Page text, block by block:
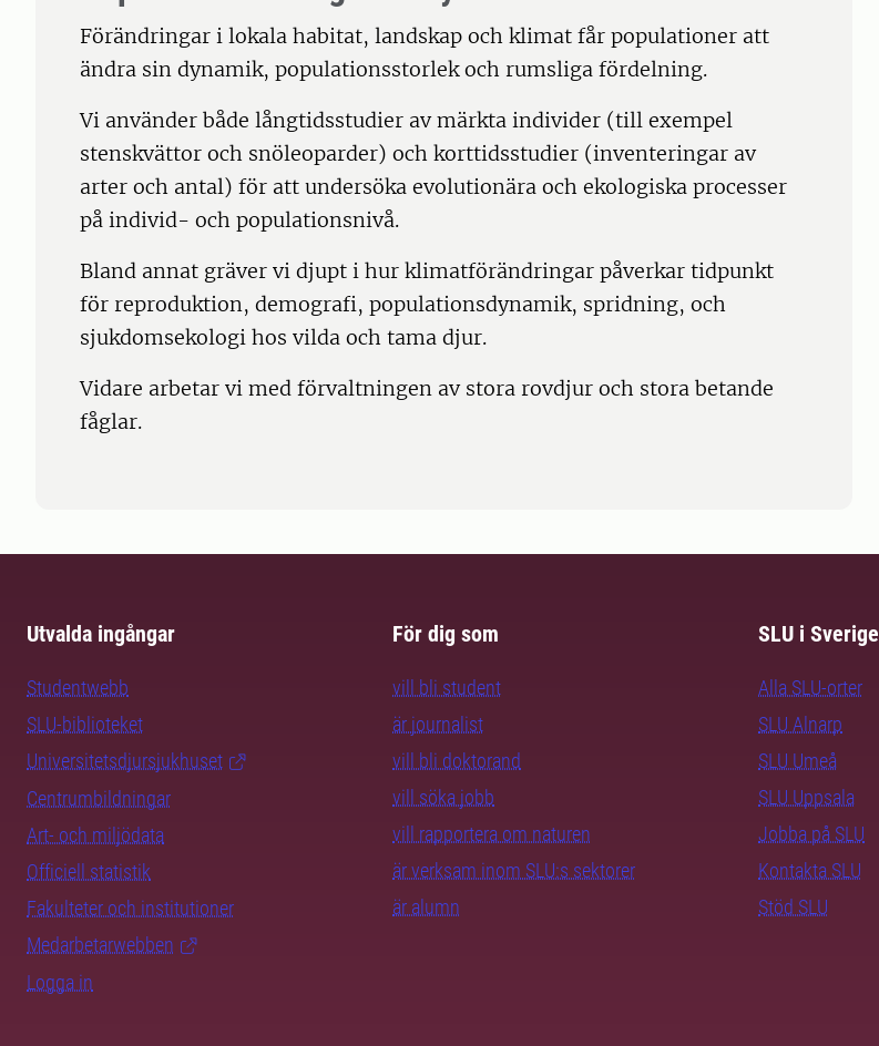
Förändringar i lokala habitat, landskap och klimat får populationer att
ändra sin dynamik, populationsstorlek och rumsliga fördelning.
Vi använder både långtidsstudier av märkta individer (till exempel
stenskvättor och snöleoparder) och korttidsstudier (inventeringar av
arter och antal) för att undersöka evolutionära och ekologiska processer
på individ- och populationsnivå.
Bland annat gräver vi djupt i hur klimatförändringar påverkar tidpunkt
för reproduktion, demografi, populationsdynamik, spridning, och
sjukdomsekologi hos vilda och tama djur.
Vidare arbetar vi med förvaltningen av stora rovdjur och stora betande
fåglar.
Utvalda ingångar
Studentwebb
SLU-biblioteket
Universitetsdjursjukhuset
Centrumbildningar
Art- och miljödata
Officiell statistik
Fakulteter och institutioner
Medarbetarwebben
Logga in
För dig som
vill bli student
är journalist
vill bli doktorand
vill söka jobb
vill rapportera om naturen
är verksam inom SLU:s sektorer
är alumn
SLU i Sverige
Alla SLU-orter
SLU Alnarp
SLU Umeå
SLU Uppsala
Jobba på SLU
Kontakta SLU
Stöd SLU